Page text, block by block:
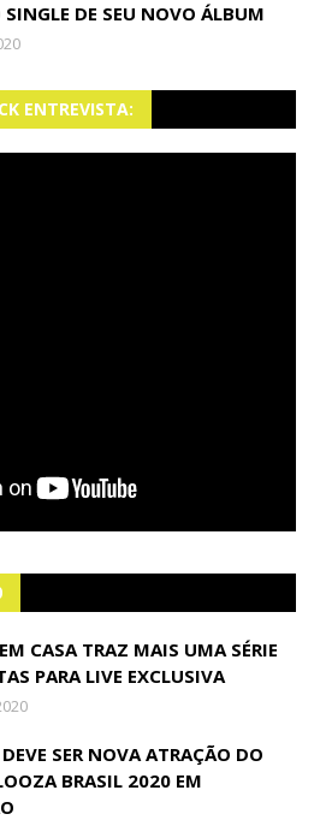
SINGLE DE SEU NOVO ÁLBUM
ENTREVISTA:
CASA TRAZ MAIS UMA SÉRIE
PARA LIVE EXCLUSIVA
SER NOVA ATRAÇÃO DO
BRASIL 2020 EM